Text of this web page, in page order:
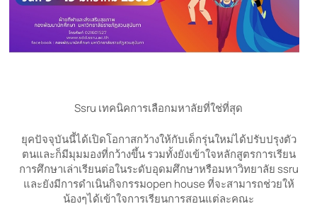
Ssru เทคนิคการเลือกมหาลัยที่ใช่ที่สุด
ยุคปัจจุบันนี้ได้เปิดโอกาสกว้างให้กับเด็กรุ่นใหม่ได้ปรับปรุงตัว
ตนและก็มีมุมมองที่กว้างขึ้น รวมทั้งยังเข้าใจหลักสูตรการเรียน
การศึกษาเล่าเรียนต่อในระดับอุดมศึกษาหรือมหาวิทยาลัย ssru
และยังมีการดำเนินกิจกรรมopen house ที่จะสามารถช่วยให้
น้องๆได้เข้าใจการเรียนการสอนแต่ละคณะ